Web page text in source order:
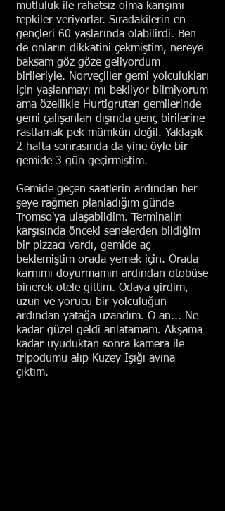
mutluluk ile rahatsız olma karışımı
tepkiler veriyorlar. Sıradakilerin en
gençleri 60 yaşlarında olabilirdi. Ben
de onların dikkatini çekmiştim, nereye
baksam göz göze geliyordum
birileriyle. Norveçliler gemi yolculukları
için yaşlanmayı mı bekliyor bilmiyorum
ama özellikle Hurtigruten gemilerinde
gemi çalışanları dışında genç birilerine
rastlamak pek mümkün değil. Yaklaşık
2 hafta sonrasında da yine öyle bir
gemide 3 gün geçirmiştim.
Gemide geçen saatlerin ardından her
şeye rağmen planladığım günde
Tromso'ya ulaşabildim. Terminalin
karşısında önceki senelerden bildiğim
bir pizzacı vardı, gemide aç
beklemiştim orada yemek için. Orada
karnımı doyurmamın ardından otobüse
binerek otele gittim. Odaya girdim,
uzun ve yorucu bir yolculuğun
ardından yatağa uzandım. O an... Ne
kadar güzel geldi anlatamam. Akşama
kadar uyuduktan sonra kamera ile
tripodumu alıp Kuzey Işığı avına
çıktım.